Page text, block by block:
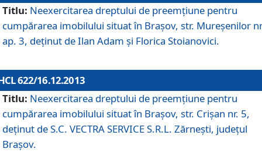
Titlu: Neexercitarea dreptului de preemţiune pentru
cumpărarea imobilului situat în Braşov, str. Mureşenilor
ap. 3, deţinut de Ilan Adam şi Florica Stoianovici.
622/16.12.2013
Titlu: Neexercitarea dreptului de preemţiune pentru
cumpărarea imobilului situat în Braşov, str. Crişan nr. 5,
deţinut de S.C. VECTRA SERVICE S.R.L. Zărneşti, judeţul
Braşov.